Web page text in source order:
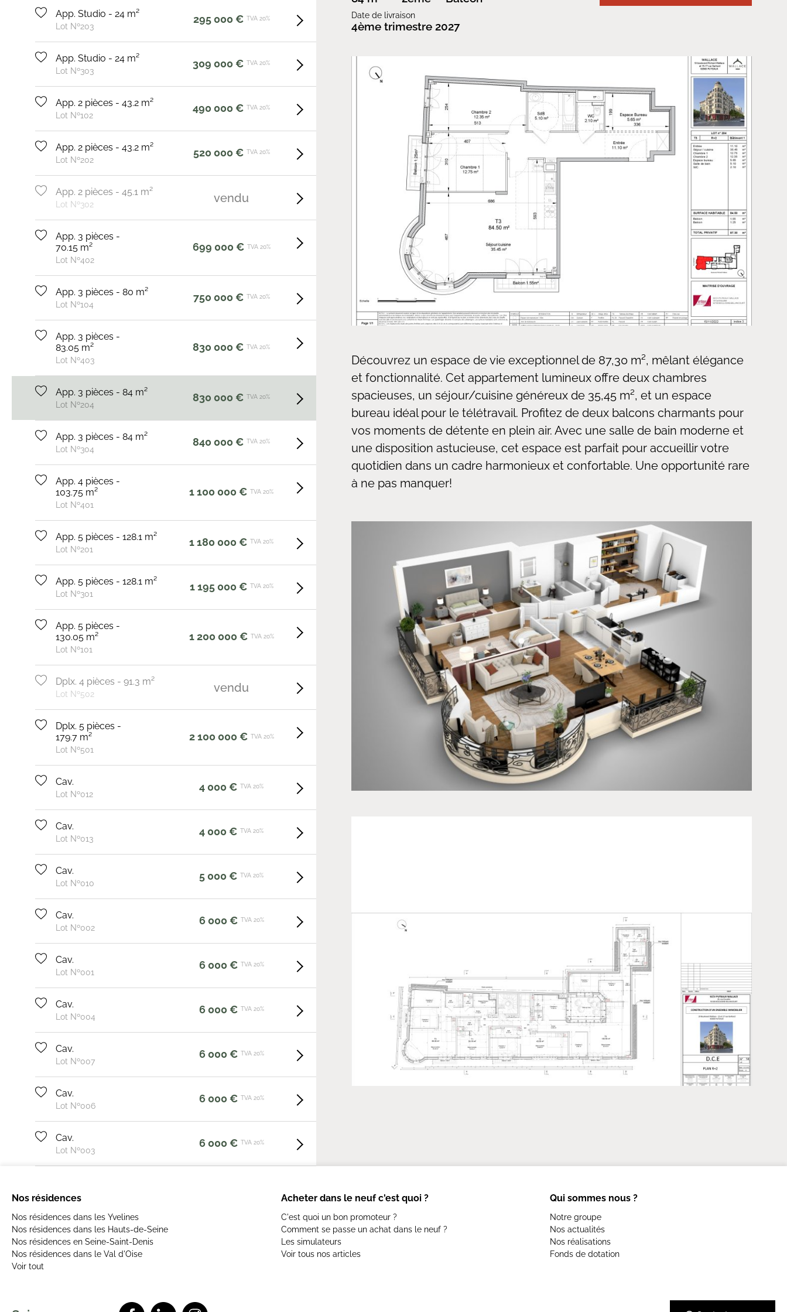
App. Studio - 24 m²
Lot Nº203
295 000 € TVA 20%
App. Studio - 24 m²
Lot Nº303
309 000 € TVA 20%
App. 2 pièces - 43.2 m²
Lot Nº102
490 000 € TVA 20%
App. 2 pièces - 43.2 m²
Lot Nº202
520 000 € TVA 20%
App. 2 pièces - 45.1 m²
Lot Nº302 vendu
App. 3 pièces -
70.15 m²
Lot Nº402
699 000 € TVA 20%
App. 3 pièces - 80 m²
Lot Nº104
750 000 € TVA 20%
App. 3 pièces -
83.05 m²
Lot Nº403
830 000 € TVA 20%
App. 3 pièces - 84 m²
Lot Nº204
830 000 € TVA 20%
App. 3 pièces - 84 m²
Lot Nº304
840 000 € TVA 20%
App. 4 pièces -
103.75 m²
Lot Nº401
1 100 000 € TVA 20%
App. 5 pièces - 128.1 m²
Lot Nº201
1 180 000 € TVA 20%
App. 5 pièces - 128.1 m²
Lot Nº301
1 195 000 € TVA 20%
App. 5 pièces -
130.05 m²
Lot Nº101
1 200 000 € TVA 20%
Dplx. 4 pièces - 91.3 m²
Lot Nº502 vendu
Dplx. 5 pièces -
179.7 m²
Lot Nº501
2 100 000 € TVA 20%
Cav.
Lot Nº012
4 000 € TVA 20%
Cav.
Lot Nº013
4 000 € TVA 20%
Cav.
Lot Nº010
5 000 € TVA 20%
Cav.
Lot Nº002
6 000 € TVA 20%
Cav.
Lot Nº001
6 000 € TVA 20%
Cav.
Lot Nº004
6 000 € TVA 20%
Cav.
Lot Nº007
6 000 € TVA 20%
Cav.
Lot Nº006
6 000 € TVA 20%
Cav.
Lot Nº003
6 000 € TVA 20%
Date de livraison
4ème trimestre 2027
Découvrez un espace de vie exceptionnel de 87,30 m², mêlant élégance
et fonctionnalité. Cet appartement lumineux offre deux chambres
spacieuses, un séjour/cuisine généreux de 35,45 m², et un espace
bureau idéal pour le télétravail. Profitez de deux balcons charmants pour
vos moments de détente en plein air. Avec une salle de bain moderne et
une disposition astucieuse, cet espace est parfait pour accueillir votre
quotidien dans un cadre harmonieux et confortable. Une opportunité rare
à ne pas manquer!
Nos résidences
Nos résidences dans les Yvelines
Nos résidences dans les Hauts-de-Seine
Nos résidences en Seine-Saint-Denis
Nos résidences dans le Val d'Oise
Voir tout
Acheter dans le neuf c'est quoi ?
C'est quoi un bon promoteur ?
Comment se passe un achat dans le neuf ?
Les simulateurs
Voir tous nos articles
Qui sommes nous ?
Notre groupe
Nos actualités
Nos réalisations
Fonds de dotation